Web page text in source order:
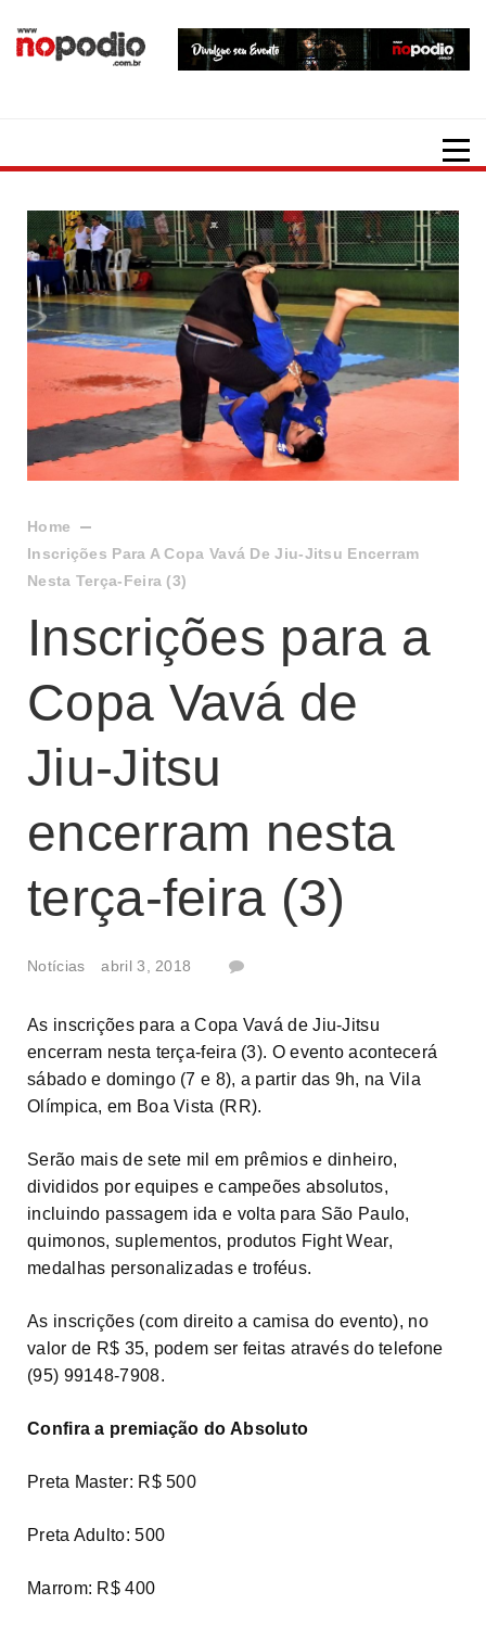
Home
Inscrições Para A Copa Vavá De Jiu-Jitsu Encerram
Nesta Terça-Feira (3)
Inscrições para a
Copa Vavá de
Jiu-Jitsu
encerram nesta
terça-feira (3)
Notícias abril 3, 2018
As inscrições para a Copa Vavá de Jiu-Jitsu
encerram nesta terça-feira (3). O evento acontecerá
sábado e domingo (7 e 8), a partir das 9h, na Vila
Olímpica, em Boa Vista (RR).
Serão mais de sete mil em prêmios e dinheiro,
divididos por equipes e campeões absolutos,
incluindo passagem ida e volta para São Paulo,
quimonos, suplementos, produtos Fight Wear,
medalhas personalizadas e troféus.
As inscrições (com direito a camisa do evento), no
valor de R$ 35, podem ser feitas através do telefone
(95) 99148-7908.
Confira a premiação do Absoluto
Preta Master: R$ 500
Preta Adulto: 500
Marrom: R$ 400